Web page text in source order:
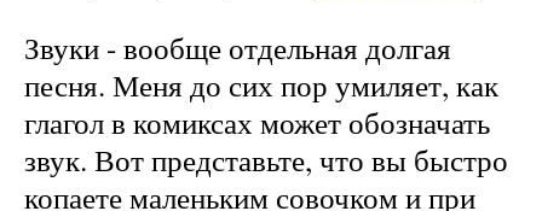
Звуки - вообще отдельная долгая
песня. Меня до сих пор умиляет, как
глагол в комиксах может обозначать
звук. Вот представьте, что вы быстро
копаете маленьким совочком и при